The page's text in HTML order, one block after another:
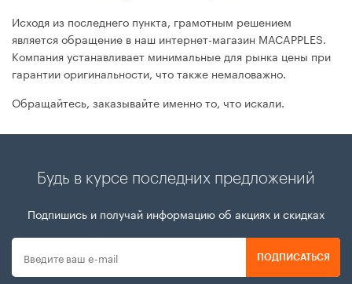
Исходя из последнего пункта, грамотным решением
является обращение в наш интернет-магазин MACAPPLES.
Компания устанавливает минимальные для рынка цены при
гарантии оригинальности, что также немаловажно.
Обращайтесь, заказывайте именно то, что искали.
Будь в курсе последних предложений
Подпишись и получай информацию об акциях и скидках
ПОДПИСАТЬСЯ